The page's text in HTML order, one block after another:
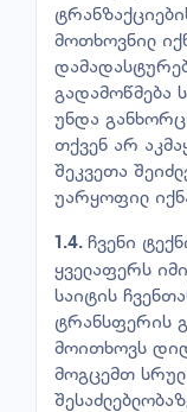
მოთხოვნილ
უნდა
თქვენ არ
შეკვეთა
უარყოფილ
1.4. ჩვენი
ყველაფერს
საიტის
ტრანსფერის
მოითხოვს დიდ
მოგცემთ